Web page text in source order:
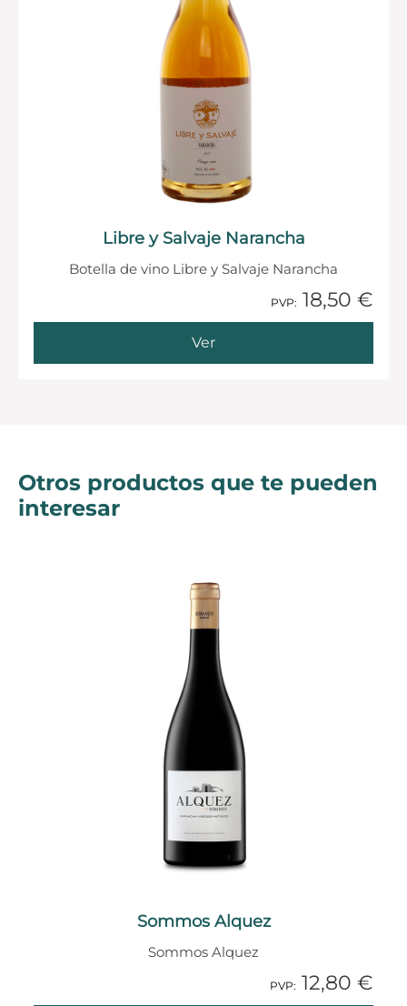
Libre y Salvaje Narancha
Botella de vino Libre y Salvaje Narancha
PVP: 18,50 €
Ver
Otros productos que te pueden
interesar
Sommos Alquez
Sommos Alquez
PVP: 12,80 €